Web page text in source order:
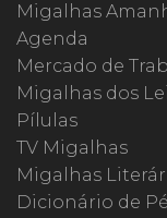
Migalhas
Agenda
Mercado de
Migalhas dos
Pílulas
TV Migalhas
Migalhas
Dicionário de